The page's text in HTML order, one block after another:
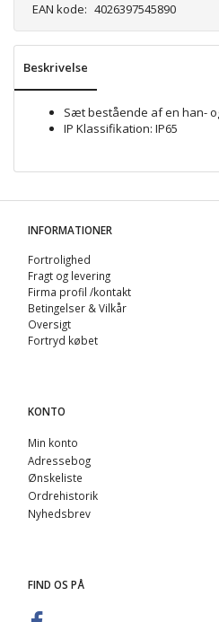
EAN kode: 4026397545890
Beskrivelse
Sæt bestående af en han-
IP Klassifikation: IP65
INFORMATIONER
Fortrolighed
Fragt og levering
Firma profil /kontakt
Betingelser & Vilkår
Oversigt
Fortryd købet
KONTO
Min konto
Adressebog
Ønskeliste
Ordrehistorik
Nyhedsbrev
FIND OS PÅ